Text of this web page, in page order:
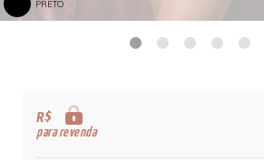
PRETO
R$
para revenda